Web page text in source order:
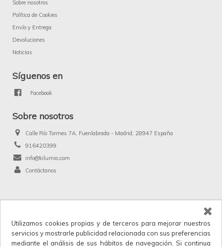
Sobre nosotros
Política de Cookies
Envío y Entrega
Devoluciones
Noticias
Síguenos en
Facebook
Sobre nosotros
Calle Río Tormes 7A, Fuenlabrada - Madrid, 28947 España
916420399
info@kilumio.com
Contáctanos
Kilumio.com. Todos los derechos reservados.
Kilumio, distribuidor y proveedor mayorista de productos de licencias, merchandising
y anunciados en TV. IVA no incluido en los precios.
Horario de atención al cliente: Lunes a Viernes 9:00 a 17:30.
Utilizamos cookies propias y de terceros para mejorar nuestros
servicios y mostrarle publicidad relacionada con sus preferencias
mediante el análisis de sus hábitos de navegación. Si continua